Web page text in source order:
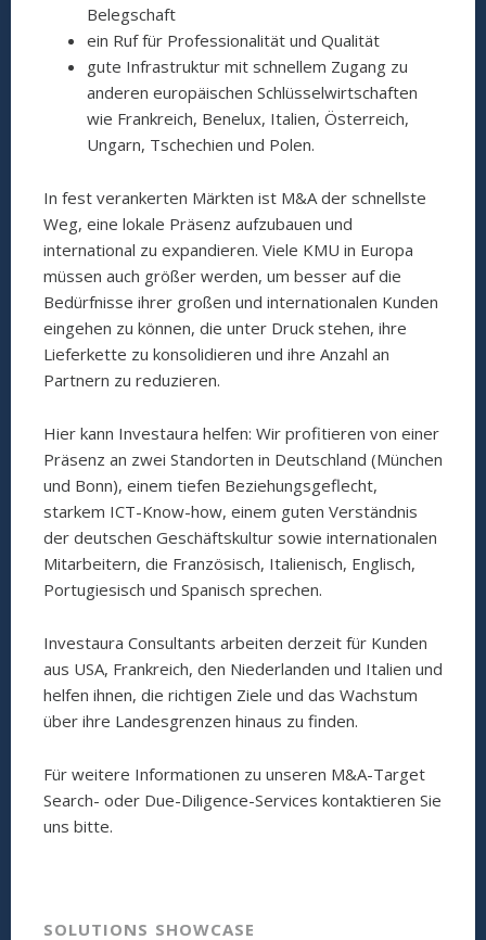
Belegschaft
ein Ruf für Professionalität und Qualität
gute Infrastruktur mit schnellem Zugang zu
anderen europäischen Schlüsselwirtschaften
wie Frankreich, Benelux, Italien, Österreich,
Ungarn, Tschechien und Polen.
In fest verankerten Märkten ist M&A der schnellste
Weg, eine lokale Präsenz aufzubauen und
international zu expandieren. Viele KMU in Europa
müssen auch größer werden, um besser auf die
Bedürfnisse ihrer großen und internationalen Kunden
eingehen zu können, die unter Druck stehen, ihre
Lieferkette zu konsolidieren und ihre Anzahl an
Partnern zu reduzieren.
Hier kann Investaura helfen: Wir profitieren von einer
Präsenz an zwei Standorten in Deutschland (München
und Bonn), einem tiefen Beziehungsgeflecht,
starkem ICT-Know-how, einem guten Verständnis
der deutschen Geschäftskultur sowie internationalen
Mitarbeitern, die Französisch, Italienisch, Englisch,
Portugiesisch und Spanisch sprechen.
Investaura Consultants arbeiten derzeit für Kunden
aus USA, Frankreich, den Niederlanden und Italien und
helfen ihnen, die richtigen Ziele und das Wachstum
über ihre Landesgrenzen hinaus zu finden.
Für weitere Informationen zu unseren M&A-Target
Search- oder Due-Diligence-Services kontaktieren Sie
uns bitte.
SOLUTIONS SHOWCASE